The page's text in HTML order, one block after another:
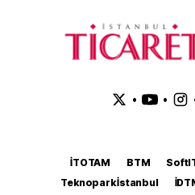
• •
İTOTAM BTM
Teknopark İstanbul